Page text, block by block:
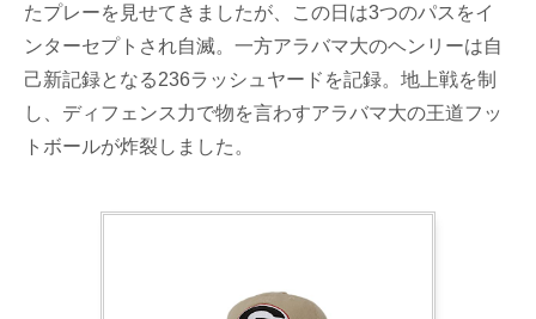
たプレーを見せてきましたが、この日は3つのパスをイ
ンターセプトされ自滅。一方アラバマ大のヘンリーは自
己新記録となる236ラッシュヤードを記録。地上戦を制
し、ディフェンス力で物を言わすアラバマ大の王道フッ
トボールが炸裂しました。